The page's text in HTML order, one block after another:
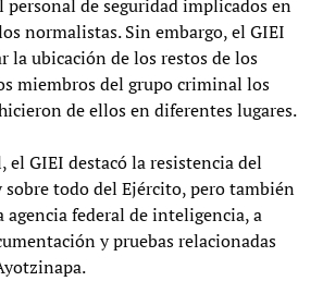
de seguridad implicados en
normalistas. Sin embargo, el GIEI
la ubicación de los restos de los
miembros del grupo criminal los
de ellos en diferentes lugares.
GIEI destacó la resistencia del
sobre todo del Ejército, pero también
agencia federal de inteligencia, a
y pruebas relacionadas